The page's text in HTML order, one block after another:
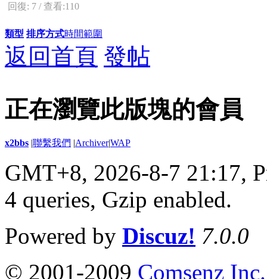
回復: 7 / 查看:110
類型 排序方式時間範圍
返回首頁 發帖
正在瀏覽此版塊的會員
x2bbs |聯繫我們 |Archiver|WAP
GMT+8, 2026-8-7 21:17,
4 queries, Gzip enabled.
Powered by Discuz! 7.0.0
© 2001-2009 Comsenz Inc.